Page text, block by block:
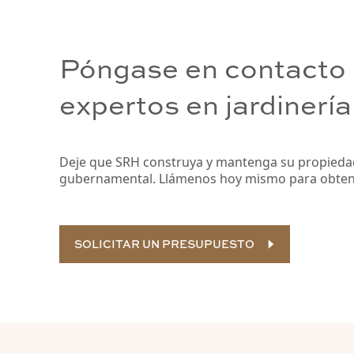
Póngase en
expertos en jardinería
Deje que SRH construya y mantenga su
gubernamental. Llámenos hoy mismo para
SOLICITAR UN PRESUPUESTO